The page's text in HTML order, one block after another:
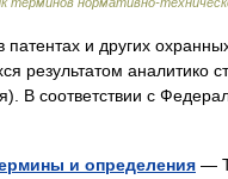
и других
аналитико
В соответствии с
и определения —